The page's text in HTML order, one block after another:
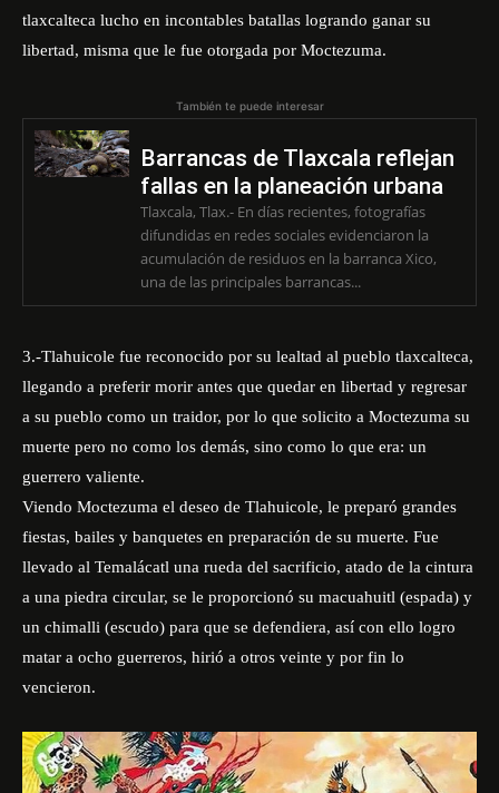
tlaxcalteca lucho en incontables batallas logrando ganar su
libertad, misma que le fue otorgada por Moctezuma.
También te puede interesar
Barrancas de Tlaxcala reflejan
fallas en la planeación urbana
Tlaxcala, Tlax.- En días recientes, fotografías
difundidas en redes sociales evidenciaron la
acumulación de residuos en la barranca Xico,
una de las principales barrancas...
3.-Tlahuicole fue reconocido por su lealtad al pueblo tlaxcalteca,
llegando a preferir morir antes que quedar en libertad y regresar
a su pueblo como un traidor, por lo que solicito a Moctezuma su
muerte pero no como los demás, sino como lo que era: un
guerrero valiente.
Viendo Moctezuma el deseo de Tlahuicole, le preparó grandes
fiestas, bailes y banquetes en preparación de su muerte. Fue
llevado al Temalácatl una rueda del sacrificio, atado de la cintura
a una piedra circular, se le proporcionó su macuahuitl (espada) y
un chimalli (escudo) para que se defendiera, así con ello logro
matar a ocho guerreros, hirió a otros veinte y por fin lo
vencieron.